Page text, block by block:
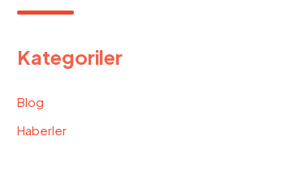
Kategoriler
Blog
Haberler